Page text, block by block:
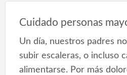
Cuidado personas
Un día, nuestros padres
subir escaleras, o incluso
alimentarse. Por más